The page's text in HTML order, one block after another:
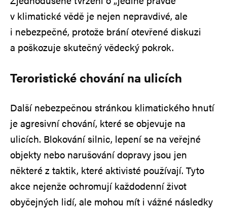
v klimatické vědě je nejen nepravdivé, ale
i nebezpečné, protože brání otevřené diskuzi
a poškozuje skutečný vědecký pokrok.
Teroristické chování na ulicích
Další nebezpečnou stránkou klimatického hnutí
je agresivní chování, které se objevuje na
ulicích. Blokování silnic, lepení se na veřejné
objekty nebo narušování dopravy jsou jen
některé z taktik, které aktivisté používají. Tyto
akce nejenže ochromují každodenní život
obyčejných lidí, ale mohou mít i vážné následky